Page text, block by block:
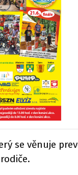
se věnuje